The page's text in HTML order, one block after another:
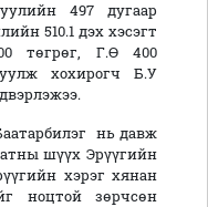
497 дугаар
510.1 дэх хэсэгт
төгрөг, Г.Ө 400
хохирогч Б.У
нь давж
шүүх Эрүүгийн
хэрэг хянан
ноцтой зөрчсөн